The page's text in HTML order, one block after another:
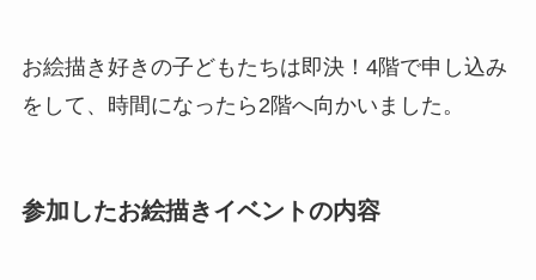
お絵描き好きの子どもたちは即決！4階で申し込み
をして、時間になったら2階へ向かいました。
参加したお絵描きイベントの内容